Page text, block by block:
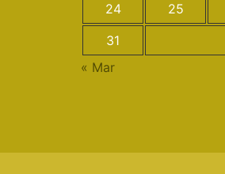
24
25
31
« Mar